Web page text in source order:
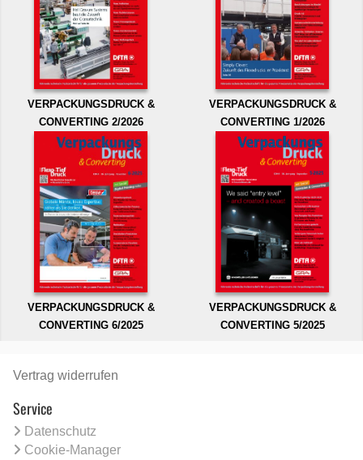
VERPACKUNGSDRUCK &
CONVERTING 2/2026
VERPACKUNGSDRUCK &
CONVERTING 1/2026
VERPACKUNGSDRUCK &
CONVERTING 6/2025
VERPACKUNGSDRUCK &
CONVERTING 5/2025
Vertrag widerrufen
Service
Datenschutz
Cookie-Manager